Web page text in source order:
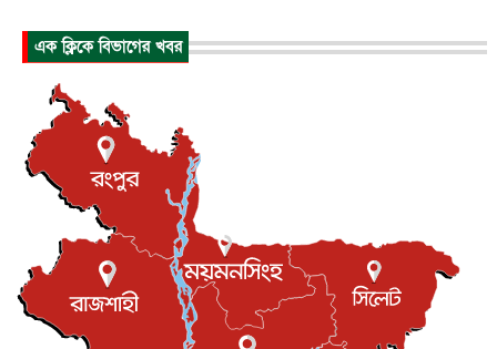
পাকিস্তান-তুরস্কের সঙ্গে প্রতিরক্ষা চুক্তি সৌদি আরবকে কতটা ন...
যুক্তরাজ্যে গ্রুমিং কেলেঙ্কারি : পাকিস্তানির অপরাধে অস্বস্তি...
আন্তর্জাতিক
বিরোধ কাটিয়ে কূটনৈতিক সম্পর্ক পুনঃস্থাপন করছে মেক্সিকো ও
আন্তর্জাতিক
এবার ওটিটিতে মুক্তি পেল ‘মালিক’
বিনোদন ৮ আগস্ট, ২০২৬
রিয়ালকে ‘না’ বলা রদ্রির জন্য বার্সার কাছে কত চাইল ম্যানসিটি
এক ক্লিকে বিভাগের খবর